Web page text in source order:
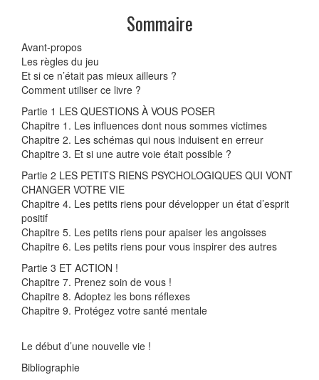
Sommaire
Avant-propos
Les règles du jeu
Et si ce n’était pas mieux ailleurs ?
Comment utiliser ce livre ?
Partie 1 LES QUESTIONS À VOUS POSER
Chapitre 1. Les influences dont nous sommes victimes
Chapitre 2. Les schémas qui nous induisent en erreur
Chapitre 3. Et si une autre voie était possible ?
Partie 2 LES PETITS RIENS PSYCHOLOGIQUES QUI VONT
CHANGER VOTRE VIE
Chapitre 4. Les petits riens pour développer un état d’esprit
positif
Chapitre 5. Les petits riens pour apaiser les angoisses
Chapitre 6. Les petits riens pour vous inspirer des autres
Partie 3 ET ACTION !
Chapitre 7. Prenez soin de vous !
Chapitre 8. Adoptez les bons réflexes
Chapitre 9. Protégez votre santé mentale
Le début d’une nouvelle vie !
Bibliographie